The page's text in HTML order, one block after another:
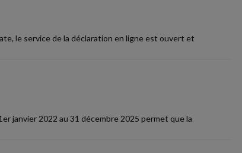
le service de la déclaration en ligne est ouvert et
janvier 2022 au 31 décembre 2025 permet que la